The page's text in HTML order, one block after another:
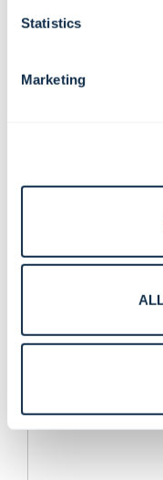
Statistics
Marketing
Seguridad basada
inteligentes y